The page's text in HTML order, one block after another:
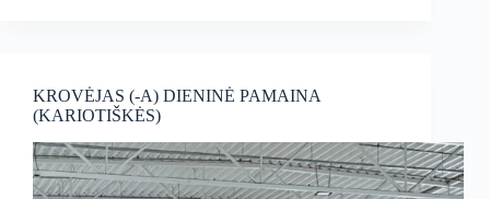
KROVĖJAS (-A) DIENINĖ PAMAINA
(KARIOTIŠKĖS)